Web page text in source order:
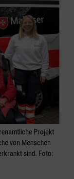
Projekt
von Menschen
sind. Foto: